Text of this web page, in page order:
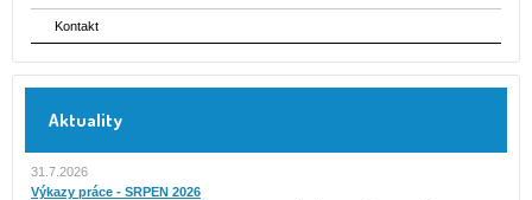
Kontakt
Aktuality
31.7.2026
Výkazy práce - SRPEN 2026